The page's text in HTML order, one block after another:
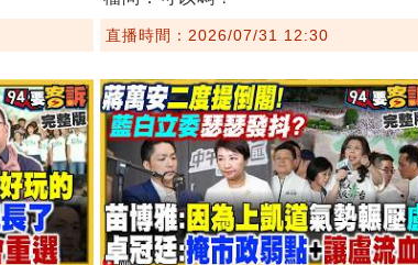
直播時間：2026/07/31 12:30